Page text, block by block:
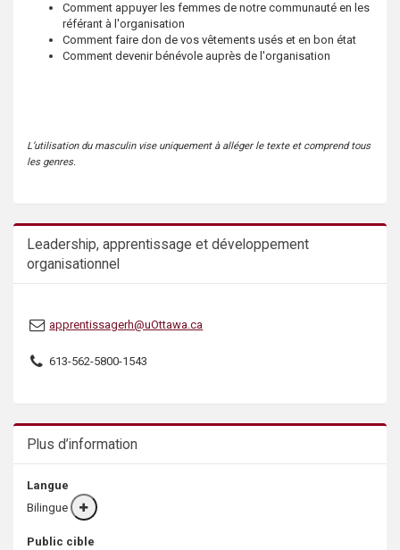
Comment appuyer les femmes de notre communauté en les
référant à l'organisation
Comment faire don de vos vêtements usés et en bon état
Comment devenir bénévole auprès de l'organisation
L’utilisation du masculin vise uniquement à alléger le texte et comprend tous
les genres.
Leadership, apprentissage et développement
organisationnel
apprentissagerh@uOttawa.ca
613-562-5800-1543
Plus d’information
Langue
Bilingue
More
info
Public cible